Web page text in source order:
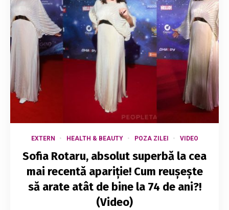
EXTERN HEALTH & BEAUTY POZA ZILEI VIDEO
Sofia Rotaru, absolut superbă la cea
mai recentă apariție! Cum reușește
să arate atât de bine la 74 de ani?!
(Video)